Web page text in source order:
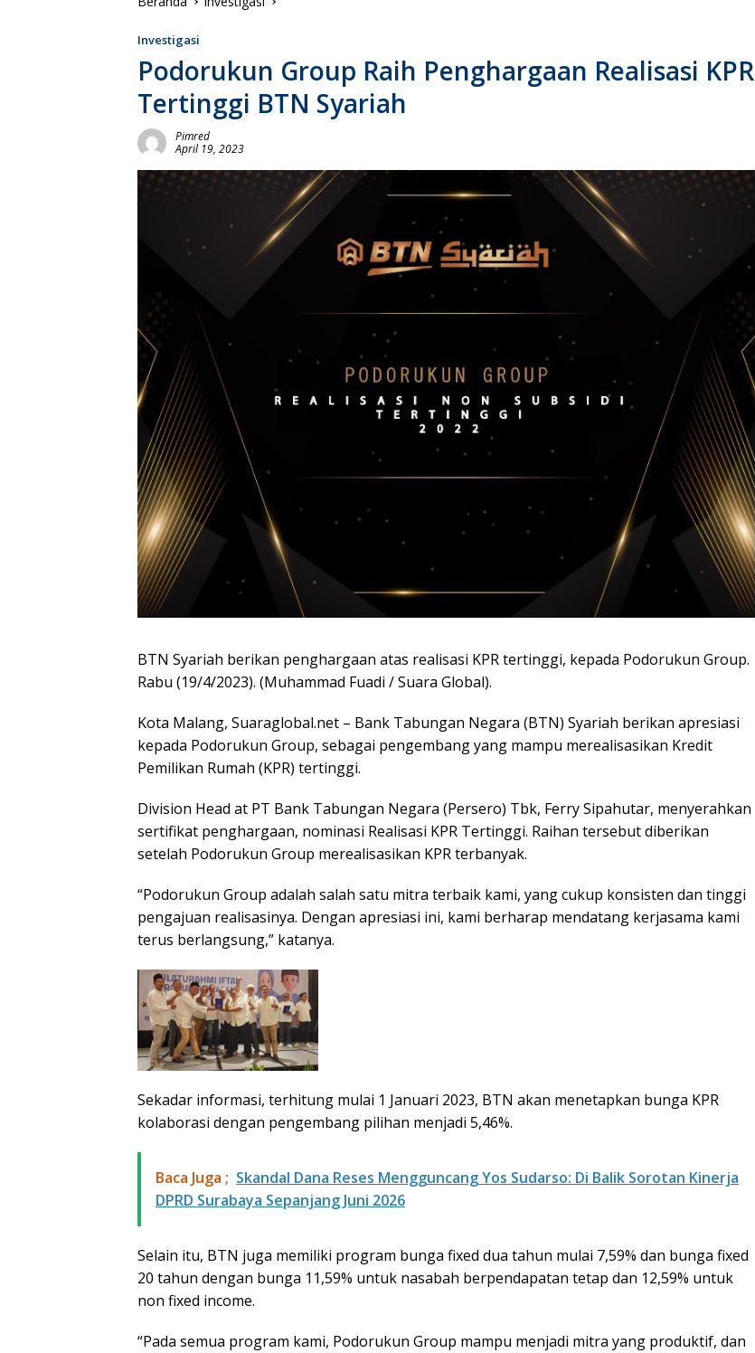
Investigasi
Podorukun Group Raih Penghargaan Realisasi KPR
Tertinggi BTN Syariah
Pimred
April 19, 2023
BTN Syariah berikan penghargaan atas realisasi KPR tertinggi, kepada Podorukun Group.
Rabu (19/4/2023). (Muhammad Fuadi / Suara Global).
Kota Malang, Suaraglobal.net – Bank Tabungan Negara (BTN) Syariah berikan apresiasi
kepada Podorukun Group, sebagai pengembang yang mampu merealisasikan Kredit
Pemilikan Rumah (KPR) tertinggi.
Division Head at PT Bank Tabungan Negara (Persero) Tbk, Ferry Sipahutar, menyerahkan
sertifikat penghargaan, nominasi Realisasi KPR Tertinggi. Raihan tersebut diberikan
setelah Podorukun Group merealisasikan KPR terbanyak.
“Podorukun Group adalah salah satu mitra terbaik kami, yang cukup konsisten dan tinggi
pengajuan realisasinya. Dengan apresiasi ini, kami berharap mendatang kerjasama kami
terus berlangsung,” katanya.
Sekadar informasi, terhitung mulai 1 Januari 2023, BTN akan menetapkan bunga KPR
kolaborasi dengan pengembang pilihan menjadi 5,46%.
Baca Juga ; Skandal Dana Reses Mengguncang Yos Sudarso: Di Balik Sorotan Kinerja
DPRD Surabaya Sepanjang Juni 2026
Selain itu, BTN juga memiliki program bunga fixed dua tahun mulai 7,59% dan bunga fixed
20 tahun dengan bunga 11,59% untuk nasabah berpendapatan tetap dan 12,59% untuk
non fixed income.
“Pada semua program kami, Podorukun Group mampu menjadi mitra yang produktif, dan